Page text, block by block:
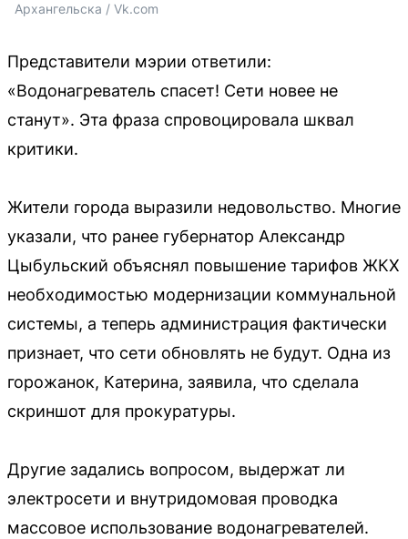
Архангельска / Vk.com
Представители мэрии ответили:
«Водонагреватель спасет! Сети новее не
станут». Эта фраза спровоцировала шквал
критики.
Жители города выразили недовольство. Многие
указали, что ранее губернатор Александр
Цыбульский объяснял повышение тарифов ЖКХ
необходимостью модернизации коммунальной
системы, а теперь администрация фактически
признает, что сети обновлять не будут. Одна из
горожанок, Катерина, заявила, что сделала
скриншот для прокуратуры.
Другие задались вопросом, выдержат ли
электросети и внутридомовая проводка
массовое использование водонагревателей.